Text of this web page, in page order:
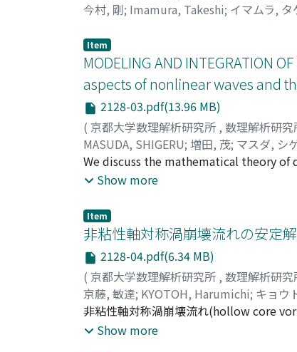
今村, 剛; Imamura, Takeshi; イマムラ, タ
Item
MODELING AND INTEGRATION
aspects of nonlinear waves and
2128-03.pdf(13.96 MB)
( 京都大学数理解析研究所 , 数理解析研究
MASUDA, SHIGERU; 増田, 茂; マスダ, シ
We discuss the mathematical theory of
common concept of attraction and
analytical problems. In the latter half,
model owing to the theory and table by
the same elliptic functions including
Show more
Item
非粘性軸対称渦崩壊流れの安定
2128-04.pdf(6.34 MB)
( 京都大学数理解析研究所 , 数理解析研究
京藤, 敏達; KYOTOH, Harumichi; キョウ
非粘性軸対称渦崩壊流れ(hollow core
軸流を持つランキン渦、下流ではhollow
Show more